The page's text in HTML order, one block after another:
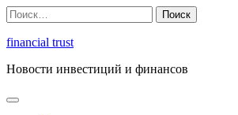
Перейти
к
содержимому
Найти:
financial trust
Новости инвестиций и финансов